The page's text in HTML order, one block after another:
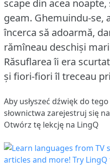
scape din acea
geam. Ghemuindu-se,
încerca să adoarmă,
rămîneau deschiși
Răsuflarea îi era
și fiori-fiori îl treceau
Aby usłyszeć dźwięk do
słownictwa zarejestruj się
Otwórz tę lekcję na LingQ